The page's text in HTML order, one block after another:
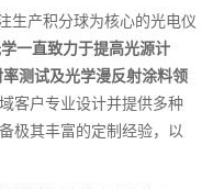
生产积分球为核心的光电仪
一直致力于提高光源计
测试及光学漫反射涂料领
客户专业设计并提供多种
极其丰富的定制经验，以